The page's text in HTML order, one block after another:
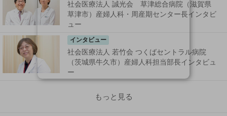
社会医療法人 誠光会 草津総合病院（滋賀県
草津市）産婦人科・周産期センター長インタビ
ュー
インタビュー
社会医療法人 若竹会 つくばセントラル病院
（茨城県牛久市）産婦人科担当部長インタビュ
ー
もっと見る